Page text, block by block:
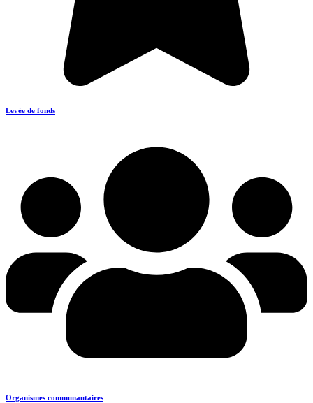
Levée de fonds
Organismes communautaires